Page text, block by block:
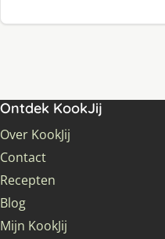
Ontdek KookJij
Over KookJij
Contact
Recepten
Blog
Mijn KookJij